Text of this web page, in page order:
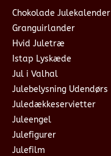
Chokolade Julekalender
Granguirlander
Hvid Juletræ
Istap Lyskæde
Jul i Valhal
Julebelysning Udendørs
Juledækkeservietter
Juleengel
Julefigurer
Julefilm